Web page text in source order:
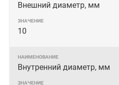
Внешний диаметр, мм
10
Внутренний диаметр, мм